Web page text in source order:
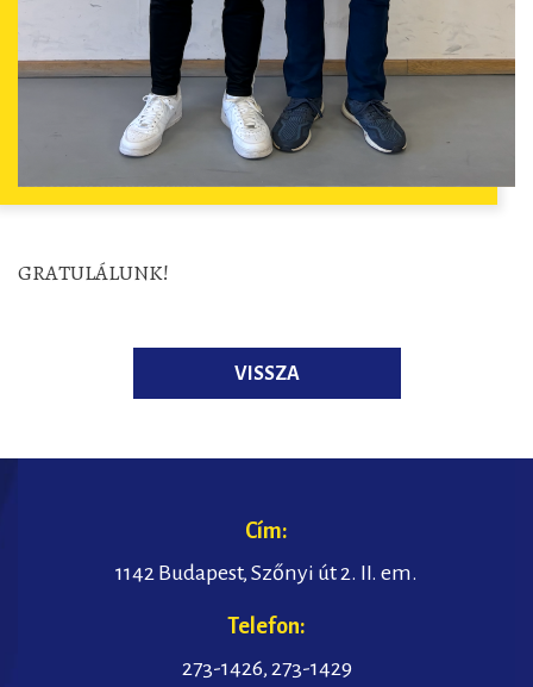
GRATULÁLUNK!
VISSZA
Cím:
1142 Budapest, Szőnyi út 2. II. em.
Telefon:
273-1426, 273-1429